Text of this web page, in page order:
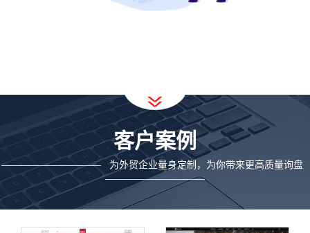
客户案例
———————————— 为外贸企业量身定制，为你带来更高质量询盘
————————————